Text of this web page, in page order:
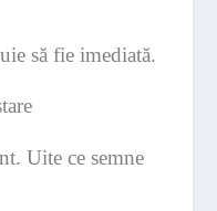
să fie imediată.
Uite ce semne